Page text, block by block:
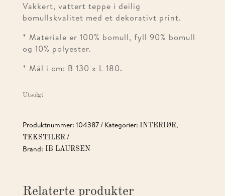
Vakkert, vattert teppe i deilig
bomullskvalitet med et dekorativt print.
* Materiale er 100% bomull, fyll 90% bomull
og 10% polyester.
* Mål i cm: B 130 x L 180.
Utsolgt
Produktnummer: 104387 Kategorier: INTERIØR,
TEKSTILER
Brand: IB LAURSEN
Relaterte produkter